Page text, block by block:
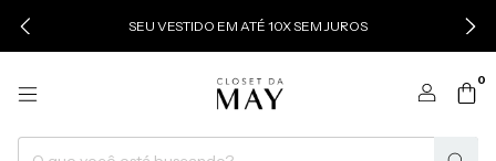
SEU VESTIDO EM ATÉ 10X SEM JUROS
0